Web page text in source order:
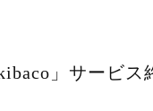
」サービ